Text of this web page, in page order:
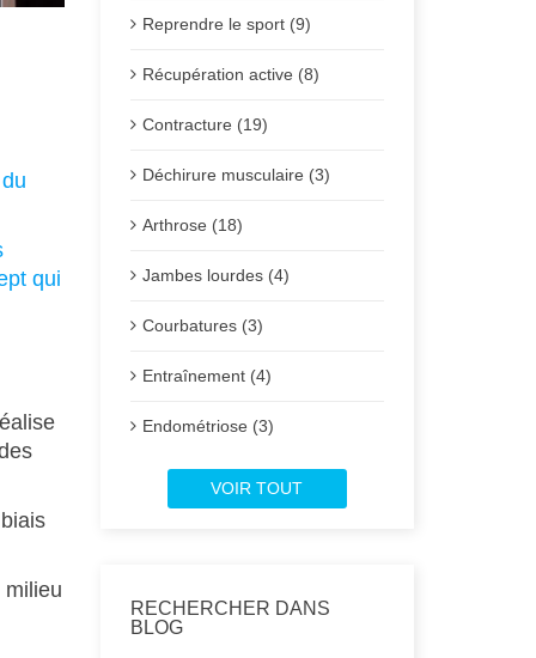
qui
milieu
Reprendre le sport (9)
Récupération active (8)
Contracture (19)
Déchirure musculaire (3)
Arthrose (18)
Jambes lourdes (4)
Courbatures (3)
Entraînement (4)
Endométriose (3)
VOIR TOUT
RECHERCHER DANS
BLOG